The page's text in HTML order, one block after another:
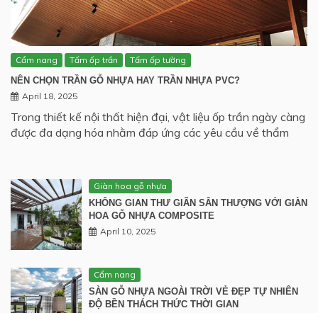
Cẩm nang Tấm ốp trần
Tấm ốp tường
NÊN CHỌN TRẦN GỖ NHỰA HAY TRẦN NHỰA PVC?
April 18, 2025
Trong thiết kế nội thất hiện đại, vật liệu ốp trần ngày càng
được đa dạng hóa nhằm đáp ứng các yêu cầu về thẩm
Giàn hoa gỗ nhựa
KHÔNG GIAN THƯ GIÃN SÂN THƯỢNG VỚI GIÀN
HOA GỖ NHỰA COMPOSITE
April 10, 2025
Cẩm nang
SÀN GỖ NHỰA NGOÀI TRỜI VẺ ĐẸP TỰ NHIÊN
ĐỘ BỀN THÁCH THỨC THỜI GIAN